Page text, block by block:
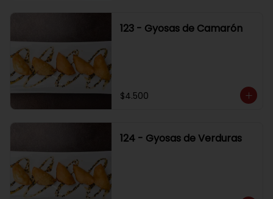
123 - Gyosas de Camarón
$4.500
124 - Gyosas de Verduras